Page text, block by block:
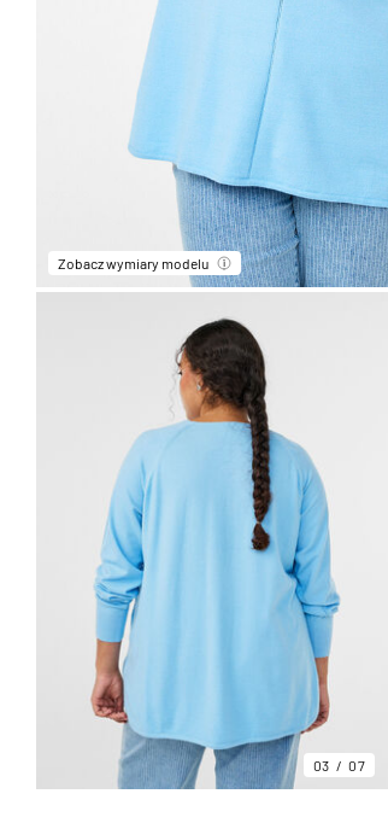
Zobacz wymiary modelu
03 07